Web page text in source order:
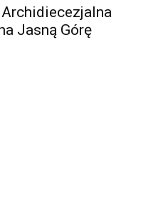
Jasną Górę